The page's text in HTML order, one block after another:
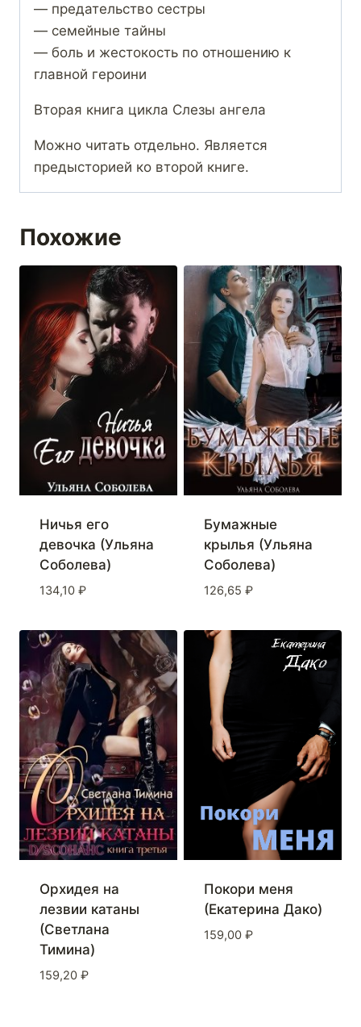
— предательство сестры
— семейные тайны
— боль и жестокость по отношению к
главной героини
Вторая книга цикла Слезы ангела
Можно читать отдельно. Является
предысторией ко второй книге.
Похожие
Ничья его
девочка (Ульяна
Соболева)
134,10 ₽
Бумажные
крылья (Ульяна
Соболева)
126,65 ₽
Орхидея на
лезвии катаны
(Светлана
Тимина)
159,20 ₽
Покори меня
(Екатерина Дако)
159,00 ₽